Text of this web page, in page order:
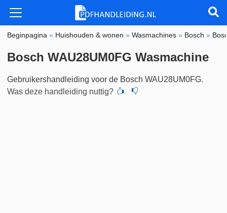
Beginpagina » Huishouden & wonen »Wasmachines » Bosch »
Bosch WAU28UM0FG Wasmachine
Gebruikershandleiding voor de Bosch WAU28UM0FG.
Was deze handleiding nuttig?